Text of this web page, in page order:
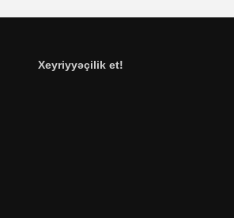
Xeyriyyəçilik et!